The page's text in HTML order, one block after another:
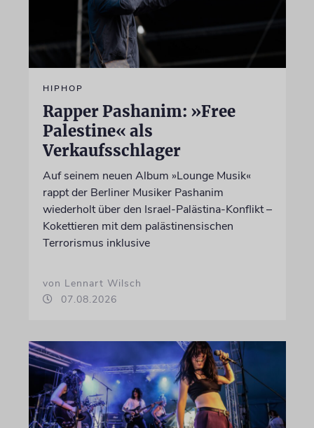
HIPHOP
Rapper Pashanim: »Free
Palestine« als
Verkaufsschlager
Auf seinem neuen Album »Lounge Musik«
rappt der Berliner Musiker Pashanim
wiederholt über den Israel-Palästina-Konflikt –
Kokettieren mit dem palästinensischen
Terrorismus inklusive
von Lennart Wilsch
07.08.2026